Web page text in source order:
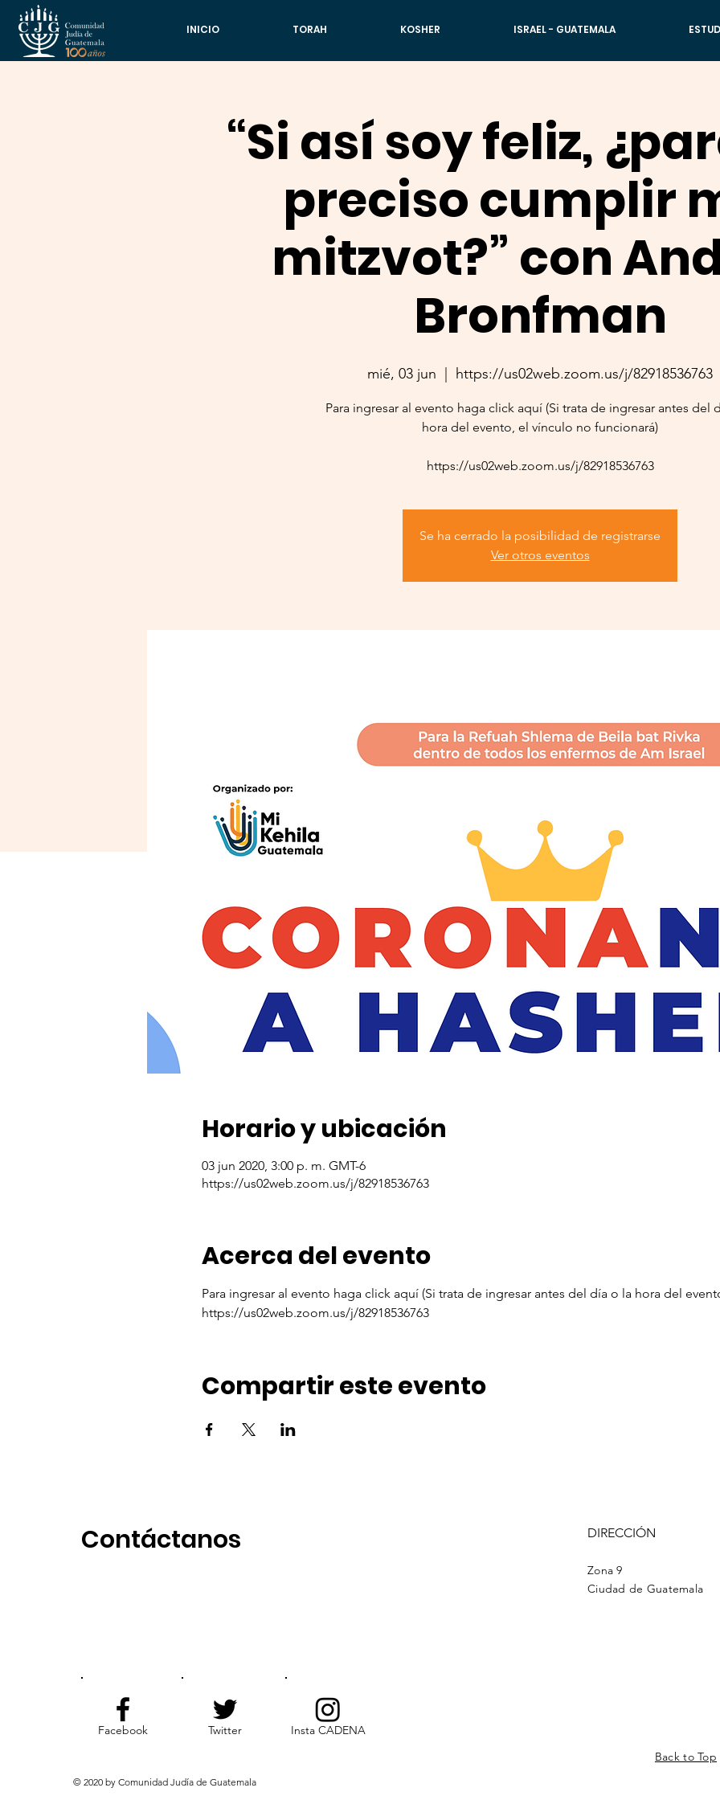
INICIO TORAH KOSHER ISRAEL - GUATEMALA
“Si así soy feliz,
preciso cumplir
mitzvot?” con
Bronfman
mié, 03 jun https://us02web.zoom.us/j/82918536763
Para ingresar al evento haga click aquí (Si trata de ingresar antes del
hora del evento, el vínculo no funcionará)
https://us02web.zoom.us/j/82918536763
Se ha cerrado la posibilidad de registrarse
Ver otros eventos
Horario y ubicación
03 jun 2020, 3:00 p. m. GMT-6
https://us02web.zoom.us/j/82918536763
Acerca del evento
Para ingresar al evento haga click aquí (Si trata de ingresar antes del día o la hora del
https://us02web.zoom.us/j/82918536763
Compartir este evento
Contáctanos
Facebook Twitter Insta CADENA
© 2020 by Comunidad Judía de Guatemala
DIRECCIÓN
Zona 9
Ciudad de Guatemala
Back to Top